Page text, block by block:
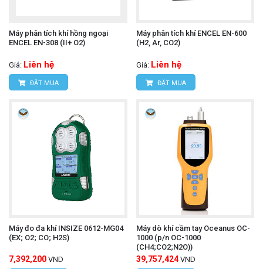
Hotline:0393.968.345 / 0976.082.395
Email:
vantien2307@gmail.com
Website:
www.hungnguyentech.vn
Địa chỉ:D7/6B đường Dương Đình Cúc, Xã Tân
Kiên, Huyện Bình Chánh, Tp.Hồ Chí Minh.
Hotline:0934.616.395
Email:vantien2307@gmail.com
Tham khảo thêm:Máy đo tốc độ vòng quay UNI-
Máy phân tích khí hồng ngoại
ENCEL EN-308 (II+ O2)
Giá: Liên hệ
ĐẶT MUA
Máy phân tích khí ENCEL EN-600
(H2, Ar, CO2)
Giá: Liên hệ
ĐẶT MUA
Máy đo đa khí INSIZE 0612-MG04
(EX; O2; CO; H2S)
7,392,200 VND
Máy dò khí cầm tay Oceanus OC-
1000 (p/n OC-1000
(CH4;CO2;N2O))
39,757,424 VND